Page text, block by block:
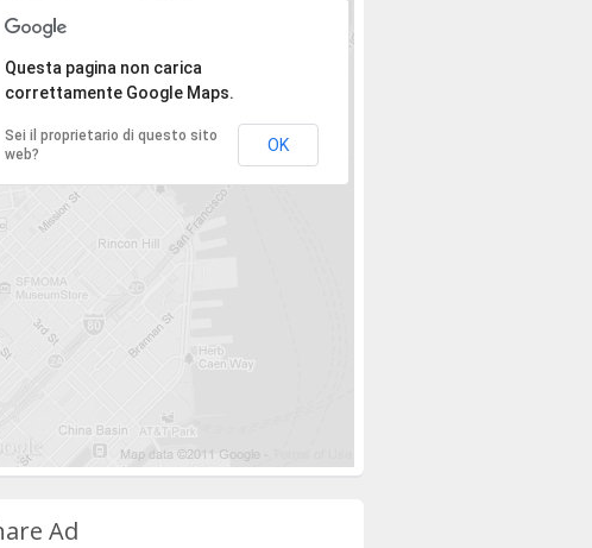
Ci dispiace, l'indirizzo non è stato trovato.
Questa pagina non carica
correttamente Google Maps.
Sei il proprietario di questo sito
web?
OK
Ad